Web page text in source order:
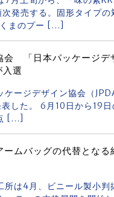
発売する。固形タイプ
まのプー […]
会 「日本パッケージ
選
ケージデザイン協会（
した。 6月10日から19
[…]
ムバッグの代替となる
所は4月、ビニール製小